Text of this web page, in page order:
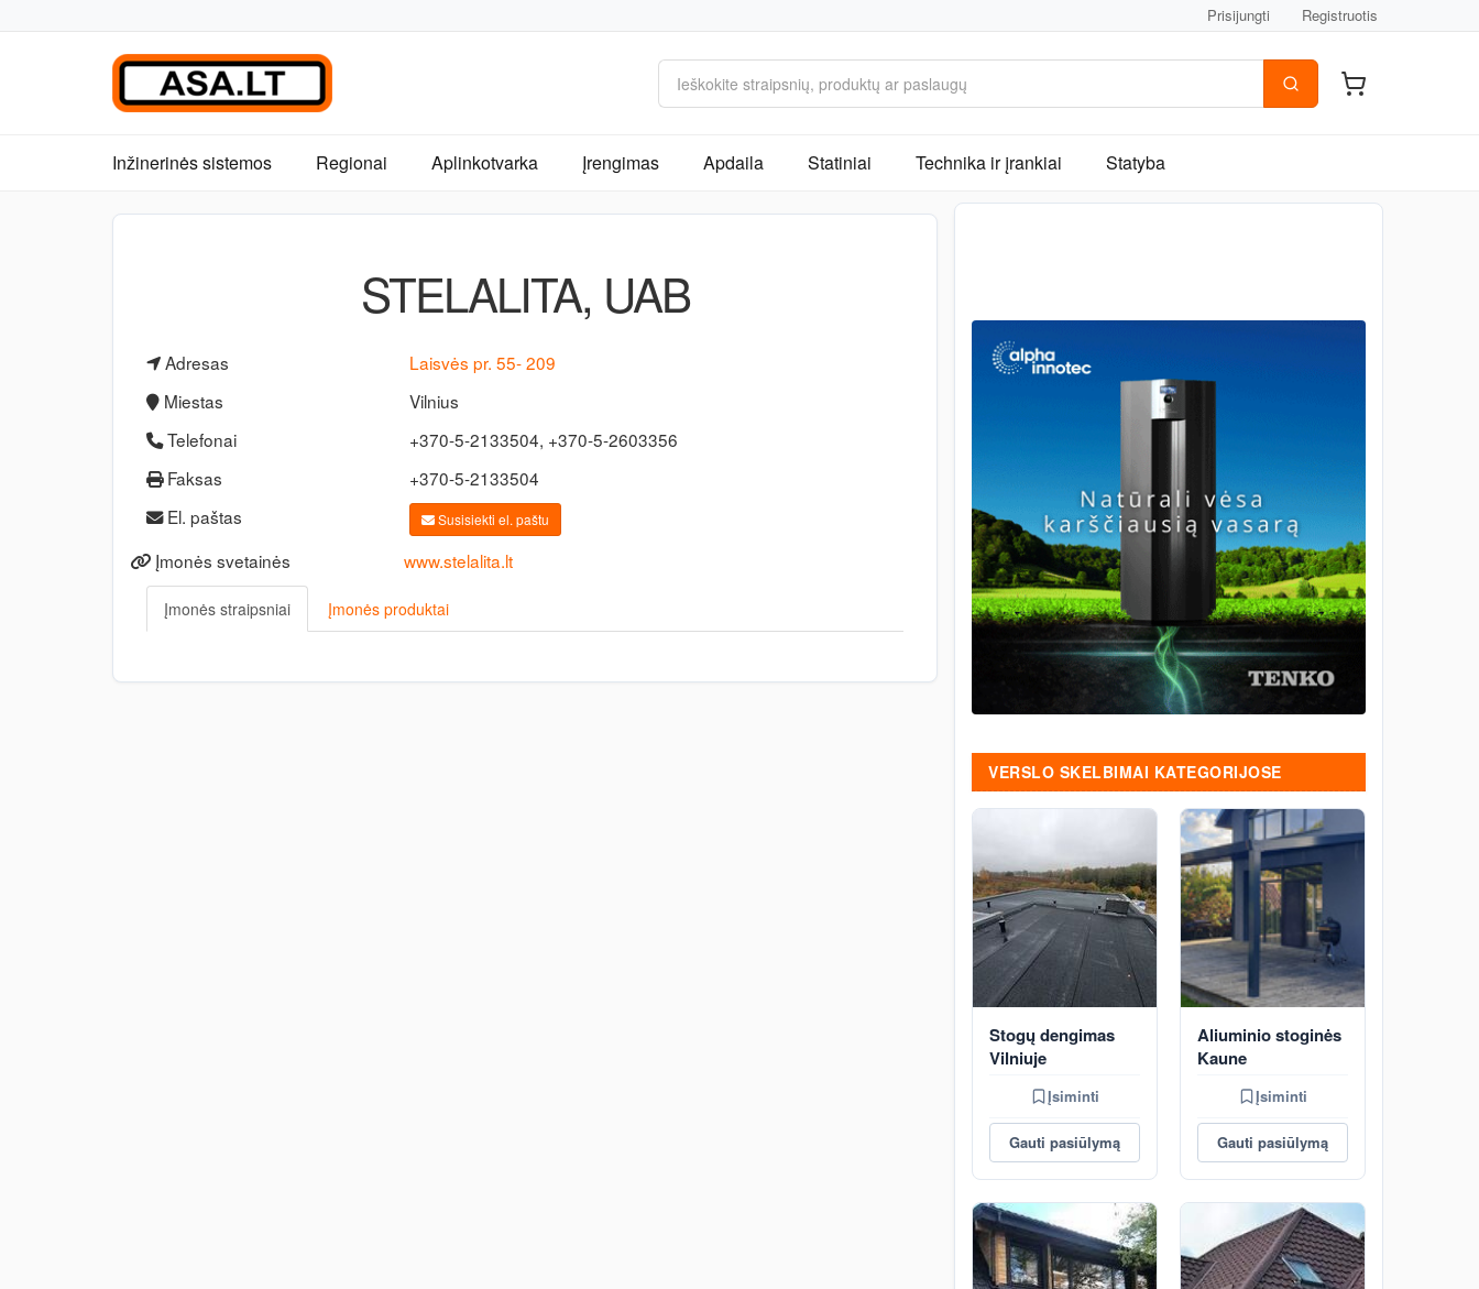
Prisijungti Registruotis
Inžinerinės sistemos Regionai Aplinkotvarka Įrengimas Apdaila Statiniai Technika ir įrankiai Statyba
STELALITA, UAB
Adresas
Laisvės pr. 55- 209
Miestas
Vilnius
Telefonai
+370-5-2133504, +370-5-2603356
Faksas
+370-5-2133504
El. paštas
Susisiekti el. paštu
Įmonės svetainės www.stelalita.lt
Įmonės straipsniai Įmonės produktai
VERSLO SKELBIMAI KATEGORIJOSE
Stogų dengimas
Vilniuje
Įsiminti
Gauti pasiūlymą
Aliuminio stoginės
Kaune
Įsiminti
Gauti pasiūlymą